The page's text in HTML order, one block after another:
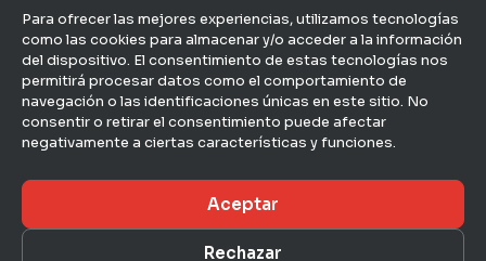
Para ofrecer las mejores experiencias, utilizamos tecnologías
como las cookies para almacenar y/o acceder a la información
del dispositivo. El consentimiento de estas tecnologías nos
permitirá procesar datos como el comportamiento de
navegación o las identificaciones únicas en este sitio. No
consentir o retirar el consentimiento puede afectar
negativamente a ciertas características y funciones.
Aceptar
Rechazar
FEDACOVA Informa
Jurídico Laboral
CONTACTO
C/ Hernán Cortés, 4 — 1ª
46004 Valencia
fedacova@fedacova.org